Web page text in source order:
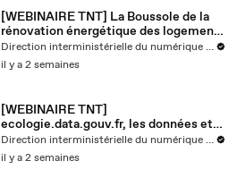
[WEBINAIRE TNT] La Boussole de la
rénovation énergétique des logements
— Où en êtes-vous dans votre
territoire ?
Direction interministérielle du numérique - DINUM
il y a 2 semaines
[WEBINAIRE TNT]
ecologie.data.gouv.fr, les données et
indicateurs environnementaux au
service des territoires
Direction interministérielle du numérique - DINUM
il y a 2 semaines